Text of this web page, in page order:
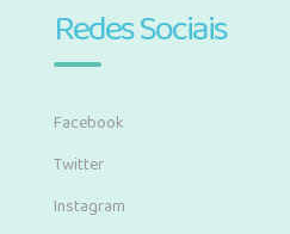
Redes Sociais
Facebook
Twitter
Instagram